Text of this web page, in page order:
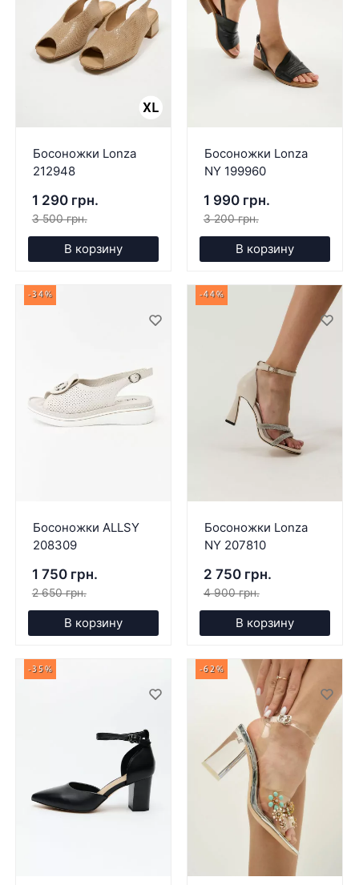
Босоножки Lonza
212948
1 290 грн.
3 500 грн.
В корзину
Босоножки Lonza
NY 199960
1 990 грн.
3 200 грн.
В корзину
-34%
Босоножки ALLSY
208309
1 750 грн.
2 650 грн.
В корзину
-44%
Босоножки Lonza
NY 207810
2 750 грн.
4 900 грн.
В корзину
-35% -62%